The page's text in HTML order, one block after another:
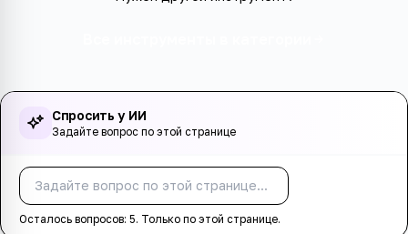
Спросить у ИИ
Задайте вопрос по этой странице
Осталось вопросов: 5. Только по этой странице.